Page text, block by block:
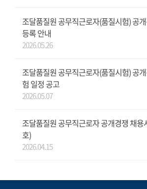
조달품질원 공무직근로자(품질시험) 공
등록 안내
2026.05.26
조달품질원 공무직근로자(품질시험) 공
험 일정 공고
2026.05.07
조달품질원 공무직근로자 공개경쟁 채
호)
2026.04.15